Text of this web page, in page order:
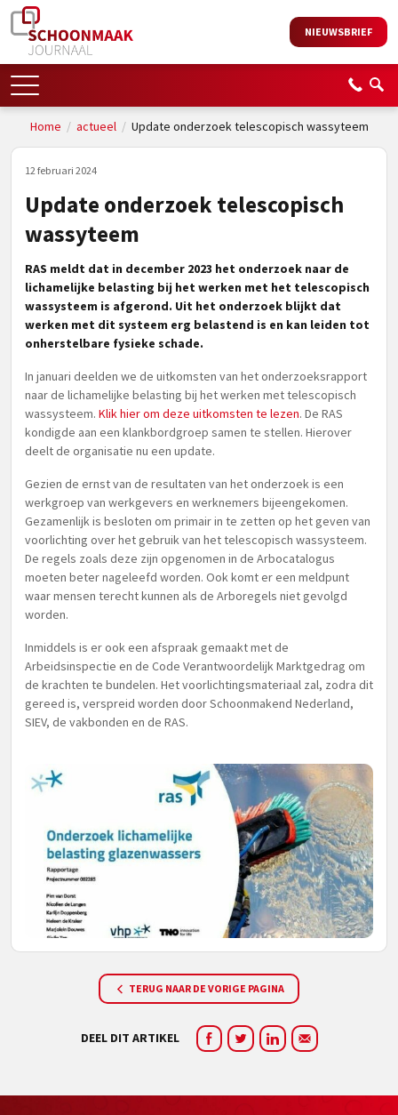
NIEUWSBRIEF
Home / actueel/ Update onderzoek telescopisch wassyteem
12 februari 2024
Update onderzoek telescopisch
wassyteem
RAS meldt dat in december 2023 het onderzoek naar de
lichamelijke belasting bij het werken met het telescopisch
wassysteem is afgerond. Uit het onderzoek blijkt dat
werken met dit systeem erg belastend is en kan leiden tot
onherstelbare fysieke schade.
In januari deelden we de uitkomsten van het onderzoeksrapport
naar de lichamelijke belasting bij het werken met telescopisch
wassysteem. Klik hier om deze uitkomsten te lezen. De RAS
kondigde aan een klankbordgroep samen te stellen. Hierover
deelt de organisatie nu een update.
Gezien de ernst van de resultaten van het onderzoek is een
werkgroep van werkgevers en werknemers bijeengekomen.
Gezamenlijk is besloten om primair in te zetten op het geven van
voorlichting over het gebruik van het telescopisch wassysteem.
De regels zoals deze zijn opgenomen in de Arbocatalogus
moeten beter nageleefd worden. Ook komt er een meldpunt
waar mensen terecht kunnen als de Arboregels niet gevolgd
worden.
Inmiddels is er ook een afspraak gemaakt met de
Arbeidsinspectie en de Code Verantwoordelijk Marktgedrag om
de krachten te bundelen. Het voorlichtingsmateriaal zal, zodra dit
gereed is, verspreid worden door Schoonmakend Nederland,
SIEV, de vakbonden en de RAS.
TERUG NAAR DE VORIGE PAGINA
DEEL DIT ARTIKEL